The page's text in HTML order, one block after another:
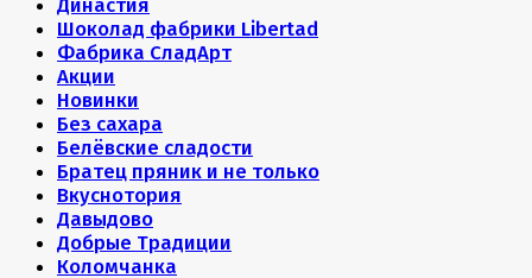
Династия
Шоколад фабрики Libertad
Фабрика СладАрт
Акции
Новинки
Без сахара
Белёвские сладости
Братец пряник и не только
Вкуснотория
Давыдово
Добрые Традиции
Коломчанка